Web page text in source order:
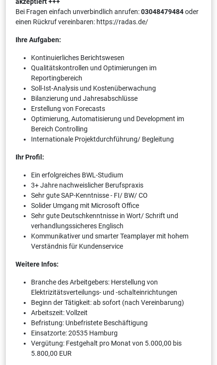
Bei Fragen einfach unverbindlich anrufen:03048479484oder
einen Rückruf vereinbaren: https://radas.de/
Ihre Aufgaben:
Kontinuierliches Berichtswesen
Qualitätskontrollen und Optimierungen im
Reportingbereich
Soll-Ist-Analysis und Kostenüberwachung
Bilanzierung und Jahresabschlüsse
Erstellung von Forecasts
Optimierung, Automatisierung und Development im
Bereich Controlling
Internationale Projektdurchführung/ Begleitung
Ihr Profil:
Ein erfolgreiches BWL-Studium
3+ Jahre nachweislicher Berufspraxis
Sehr gute SAP-Kenntnisse - FI/ BW/ CO
Solider Umgang mit Microsoft Office
Sehr gute Deutschkenntnisse in Wort/ Schrift und
verhandlungssicheres Englisch
Kommunikativer und smarter Teamplayer mit hohem
Verständnis für Kundenservice
Weitere Infos:
Branche des Arbeitgebers: Herstellung von
Elektrizitätsverteilungs- und -schalteinrichtungen
Beginn der Tätigkeit: ab sofort (nach Vereinbarung)
Arbeitszeit: Vollzeit
Befristung: Unbefristete Beschäftigung
Einsatzorte: 20535 Hamburg
Vergütung: Festgehalt pro Monat von 5.000,00 bis
5.800,00 EUR